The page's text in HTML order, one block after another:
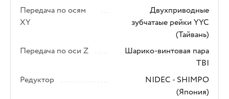
Передача по осям
XY
Двухприводные
зубчатаыe рейки YYC
(Тайвань)
Передача по оси Z
Шарико-винтовая пара
TBI
Редуктор
NIDEC - SHIMPO
(Япония)